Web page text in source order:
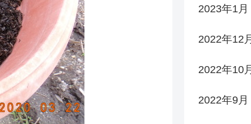
2023年1月
2022年12月
2022年10月
2022年9月